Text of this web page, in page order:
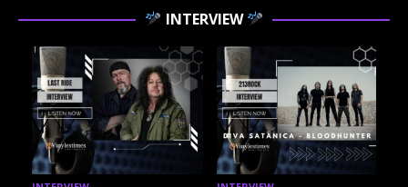
INTERVIEW